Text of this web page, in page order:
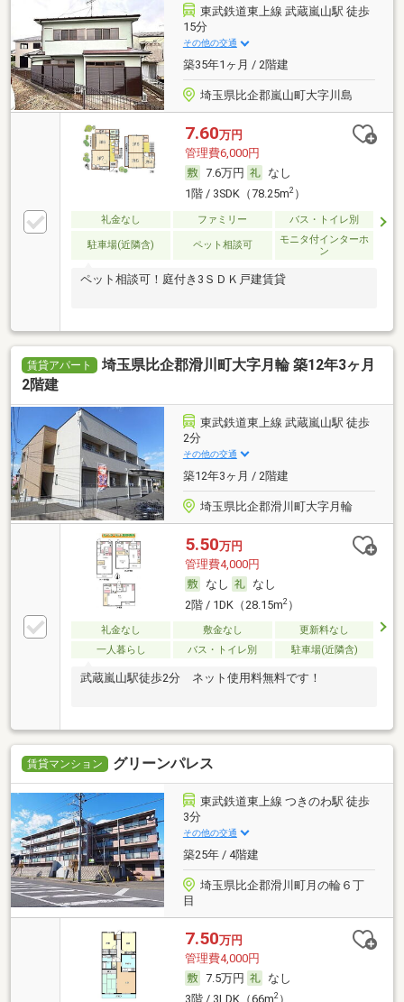
東武鉄道東上線 武蔵嵐山駅 徒歩
15分
その他の交通
築35年1ヶ月 / 2階建
埼玉県比企郡嵐山町大字川島
7.60万円
管理費6,000円
7.6万円
なし
1階 / 3SDK（78.25m2）
礼金なし ファミリー バス・トイレ別
駐車場(近隣含) ペット相談可
モニタ付インターホ
ン
ペット相談可！庭付き3ＳＤＫ戸建賃貸
賃貸アパート
埼玉県比企郡滑川町大字月輪 築12年3ヶ月
2階建
東武鉄道東上線 武蔵嵐山駅 徒歩
2分
その他の交通
築12年3ヶ月 / 2階建
埼玉県比企郡滑川町大字月輪
5.50万円
管理費4,000円
なし
なし
2階 / 1DK（28.15m2）
礼金なし 敷金なし
更新料なし
一人暮らし
バス・トイレ別 駐車場(近隣含)
武蔵嵐山駅徒歩2分 ネット使用料無料です！
賃貸マンション グリーンパレス
東武鉄道東上線 つきのわ駅 徒歩
3分
その他の交通
築25年 / 4階建
埼玉県比企郡滑川町月の輪６丁
目
7.50万円
管理費4,000円
7.5万円
なし
3階 / 3LDK（66m2）